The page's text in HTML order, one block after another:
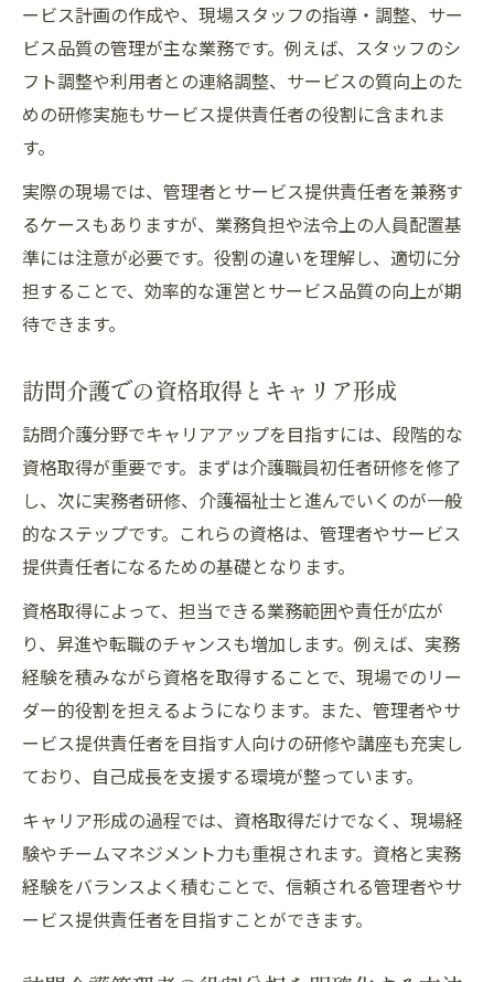
ービス計画の作成や、現場スタッフの指導・調整、サー
ビス品質の管理が主な業務です。例えば、スタッフのシ
フト調整や利用者との連絡調整、サービスの質向上のた
めの研修実施もサービス提供責任者の役割に含まれま
す。
実際の現場では、管理者とサービス提供責任者を兼務す
るケースもありますが、業務負担や法令上の人員配置基
準には注意が必要です。役割の違いを理解し、適切に分
担することで、効率的な運営とサービス品質の向上が期
待できます。
訪問介護での資格取得とキャリア形成
訪問介護分野でキャリアアップを目指すには、段階的な
資格取得が重要です。まずは介護職員初任者研修を修了
し、次に実務者研修、介護福祉士と進んでいくのが一般
的なステップです。これらの資格は、管理者やサービス
提供責任者になるための基礎となります。
資格取得によって、担当できる業務範囲や責任が広が
り、昇進や転職のチャンスも増加します。例えば、実務
経験を積みながら資格を取得することで、現場でのリー
ダー的役割を担えるようになります。また、管理者やサ
ービス提供責任者を目指す人向けの研修や講座も充実し
ており、自己成長を支援する環境が整っています。
キャリア形成の過程では、資格取得だけでなく、現場経
験やチームマネジメント力も重視されます。資格と実務
経験をバランスよく積むことで、信頼される管理者やサ
ービス提供責任者を目指すことができます。